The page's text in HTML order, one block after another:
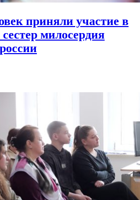
приняли участие в
сестер милосердия